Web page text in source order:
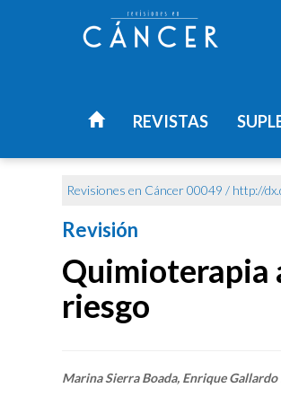
REVISTAS
Revisiones en Cáncer 00049 / http://
Revisión
Quimioterapia
riesgo
Marina Sierra Boada, Enrique Gallardo